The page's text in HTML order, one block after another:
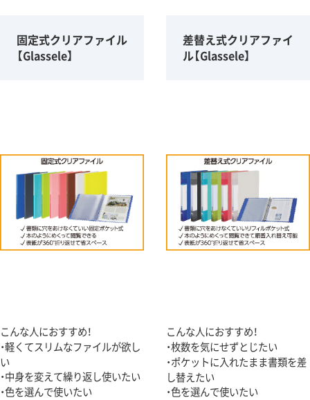
固定式クリアファイル
【Glassele】
こんな人におすすめ！
・軽くてスリムなファイルが欲し
い
・中身を変えて繰り返し使いたい
・色を選んで使いたい
差替え式クリアファイ
ル【Glassele】
こんな人におすすめ！
・枚数を気にせずとじたい
・ポケットに入れたまま書類を差
し替えたい
・色を選んで使いたい